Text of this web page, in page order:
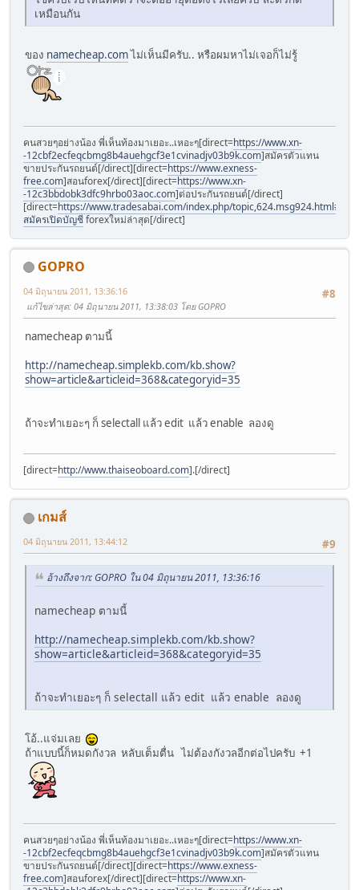
เหมือนกัน
ของ namecheap.comไม่เห็นมีครับ.. หรือผมหาไม่เจอก็ไม่รู้
คนสวยๆอย่างน้อง พี่เห็นท้องมาเยอะ..เหอะๆ[direct=https://www.xn-
-12cbf2ecfeqcbmg8b4auehgcf3e1cvinadjv03b9k.com]สมัครตัวแทน
ขายประกันรถยนต์[/direct][direct=https://www.exness-
free.com]สอนforex[/direct][direct=https://www.xn-
-12c3bbdobk3dfc9hrbo03aoc.com]ต่อประกันรถยนต์[/direct]
[direct=https://www.tradesabai.com/index.php/
สมัครเปิดบัญชีforexใหม่ล่าสุด[/direct]
GOPRO
#8
04 มิถุนายน 2011, 13:36:16
แก้ไขล่าสุด: 04 มิถุนายน 2011, 13:38:03 โดย GOPRO
namecheap ตามนี้
http://namecheap.simplekb.com/kb.show?
show=article&articleid=368&categoryid=35
ถ้าจะทำเยอะๆ ก็ selectall แล้ว edit แล้ว enable ลองดู
[direct=http://www.thaiseoboard.com].[/direct]
เกมส์
#9
04 มิถุนายน 2011, 13:44:12
อ้างถึงจาก: GOPRO ใน 04 มิถุนายน 2011, 13:36:16
namecheap ตามนี้
http://namecheap.simplekb.com/kb.show?
show=article&articleid=368&categoryid=35
ถ้าจะทำเยอะๆ ก็ selectall แล้ว edit แล้ว enable ลองดู
โอ้..แจ่มเลย
ถ้าแบบนี้ก็หมดกังวล หลับเต็มตื่น ไม่ต้องกังวลอีกต่อไปครับ +1
คนสวยๆอย่างน้อง พี่เห็นท้องมาเยอะ..เหอะๆ[direct=https://www.xn-
-12cbf2ecfeqcbmg8b4auehgcf3e1cvinadjv03b9k.com]สมัครตัวแทน
ขายประกันรถยนต์[/direct][direct=https://www.exness-
free.com]สอนforex[/direct][direct=https://www.xn-